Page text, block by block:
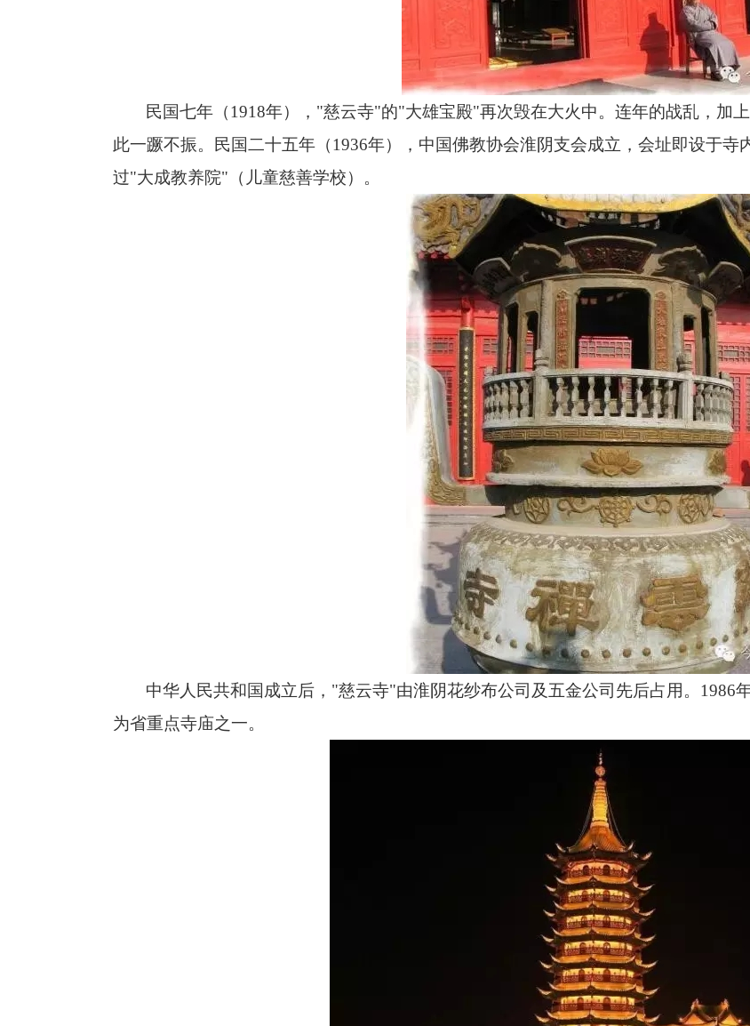
民国七年（1918年），"慈云寺"的"大雄宝殿"再次毁在大火中。连年的战乱，加
此一蹶不振。民国二十五年（1936年），中国佛教协会淮阴支会成立，会址即设于寺
过"大成教养院"（儿童慈善学校）。
中华人民共和国成立后，"慈云寺"由淮阴花纱布公司及五金公司先后占用。 1986
为省重点寺庙之一。